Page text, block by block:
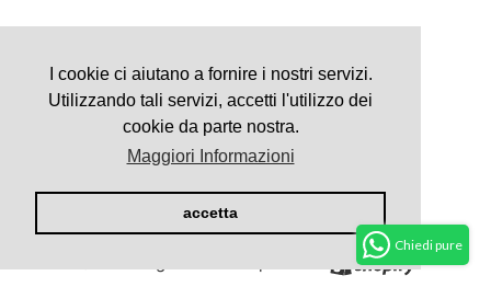
I cookie ci aiutano a fornire i nostri servizi.
Utilizzando tali servizi, accetti l'utilizzo dei
cookie da parte nostra.
Maggiori Informazioni
accetta
Shopify
Chiedi pure